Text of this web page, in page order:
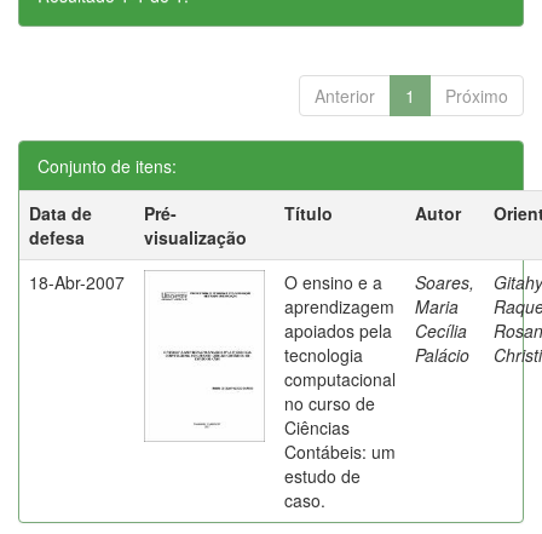
Anterior 1 Próximo
Conjunto de itens:
Data de
defesa
Pré-
visualização
Título Autor
18-Abr-2007
O ensino e a
aprendizagem
apoiados pela
tecnologia
computacional
no curso de
Ciências
Contábeis: um
estudo de
caso.
Soares,
Maria
Cecília
Palácio
Rosan